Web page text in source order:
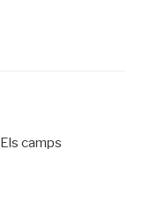
Els camps